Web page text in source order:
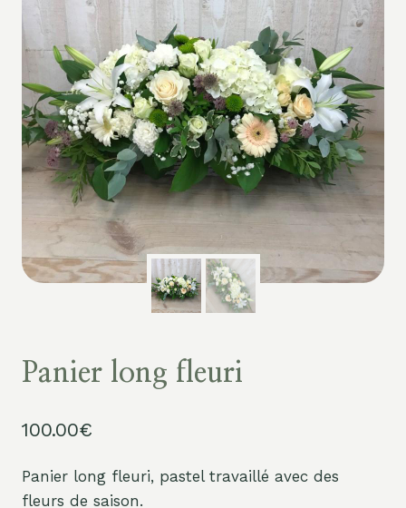
Panier long fleuri
100.00€
Panier long fleuri, pastel travaillé avec des
fleurs de saison.